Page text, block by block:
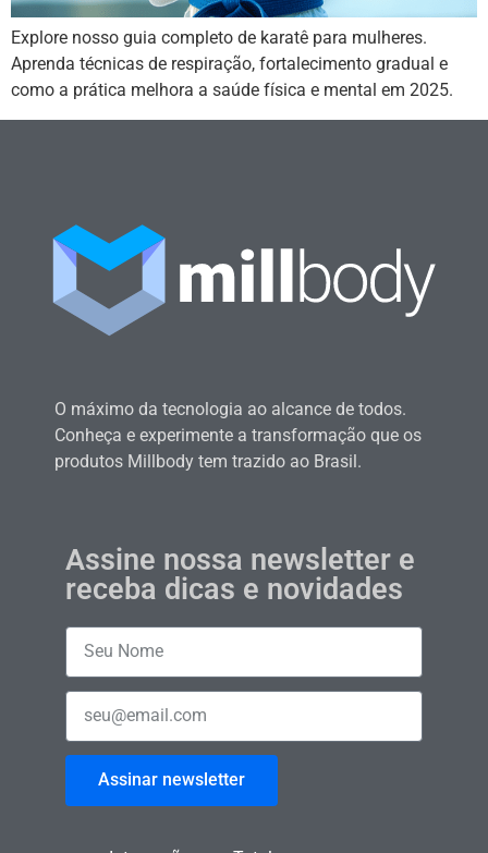
Explore nosso guia completo de karatê para mulheres.
Aprenda técnicas de respiração, fortalecimento gradual e
como a prática melhora a saúde física e mental em 2025.
O máximo da tecnologia ao alcance de todos.
Conheça e experimente a transformação que os
produtos Millbody tem trazido ao Brasil.
Assine nossa newsletter e
receba dicas e novidades
Assinar newsletter